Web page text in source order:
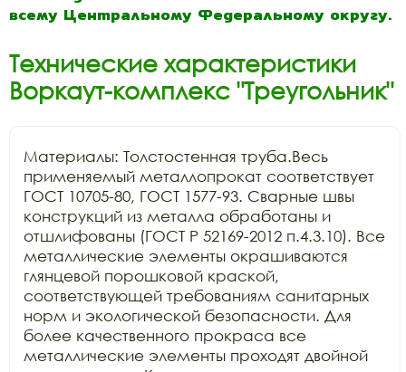
всему Центральному Федеральному округу.
Технические характеристики
Воркаут-комплекс "Треугольник"
Материалы: Толстостенная труба.Весь
применяемый металлопрокат соответствует
ГОСТ 10705-80, ГОСТ 1577-93. Сварные швы
конструкций из металла обработаны и
отшлифованы (ГОСТ Р 52169-2012 п.4.3.10). Все
металлические элементы окрашиваются
глянцевой порошковой краской,
соответствующей требованиям санитарных
норм и экологической безопасности. Для
более качественного прокраса все
металлические элементы проходят двойной